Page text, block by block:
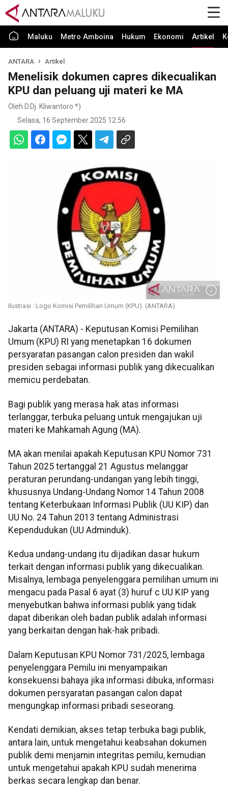
Maluku Metro Amboina Hukum Ekonomi Artikel
ANTARA Artikel
Menelisik dokumen capres dikecualikan
KPU dan peluang uji materi ke MA
Oleh D.Dj. Kliwantoro *)
Selasa, 16 September 2025 12:56
Ilustrasi : Logo Komisi Pemilihan Umum (KPU). (ANTARA)
Jakarta (ANTARA) - Keputusan Komisi Pemilihan
Umum (KPU) RI yang menetapkan 16 dokumen
persyaratan pasangan calon presiden dan wakil
presiden sebagai informasi publik yang dikecualikan
memicu perdebatan.
Bagi publik yang merasa hak atas informasi
terlanggar, terbuka peluang untuk mengajukan uji
materi ke Mahkamah Agung (MA).
MA akan menilai apakah Keputusan KPU Nomor 731
Tahun 2025 tertanggal 21 Agustus melanggar
peraturan perundang-undangan yang lebih tinggi,
khususnya Undang-Undang Nomor 14 Tahun 2008
tentang Keterbukaan Informasi Publik (UU KIP) dan
UU No. 24 Tahun 2013 tentang Administrasi
Kependudukan (UU Adminduk).
Kedua undang-undang itu dijadikan dasar hukum
terkait dengan informasi publik yang dikecualikan.
Misalnya, lembaga penyelenggara pemilihan umum ini
mengacu pada Pasal 6 ayat (3) huruf c UU KIP yang
menyebutkan bahwa informasi publik yang tidak
dapat diberikan oleh badan publik adalah informasi
yang berkaitan dengan hak-hak pribadi.
Dalam Keputusan KPU Nomor 731/2025, lembaga
penyelenggara Pemilu ini menyampaikan
konsekuensi bahaya jika informasi dibuka, informasi
dokumen persyaratan pasangan calon dapat
mengungkap informasi pribadi seseorang.
Kendati demikian, akses tetap terbuka bagi publik,
antara lain, untuk mengetahui keabsahan dokumen
publik demi menjamin integritas pemilu, kemudian
untuk mengetahui apakah KPU sudah menerima
berkas secara lengkap dan benar.